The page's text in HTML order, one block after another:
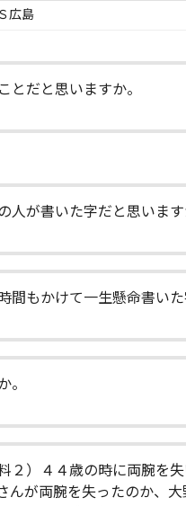
広島
だと思いますか。
が書いた字だと思います
もかけて一生懸命書いた
。
）４４歳の時に両腕を失
んが両腕を失ったのか、大